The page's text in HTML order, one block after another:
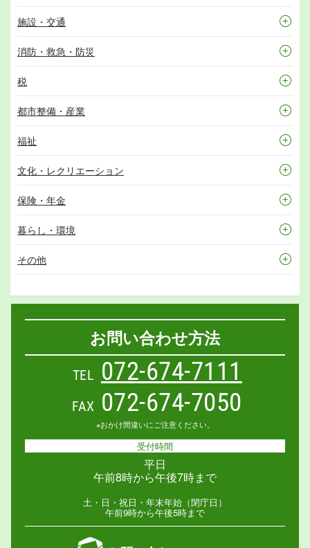
施設・交通
消防・救急・防災
税
都市整備・産業
福祉
文化・レクリエーション
保険・年金
暮らし・環境
その他
お問い合わせ方法
TEL 072-674-7111
FAX 072-674-7050
※おかけ間違いにご注意ください。
受付時間
平日
午前8時から午後7時まで
土・日・祝日・年末年始（閉庁日）
午前9時から午後5時まで